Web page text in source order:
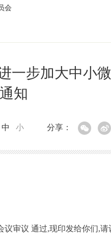
会
一步加大中小
知
分享：
中 小
审议 通过,现印发给你们,请